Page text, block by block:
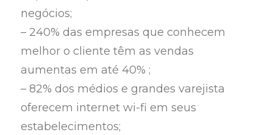
negócios;
– 240% das empresas que conhecem
melhor o cliente têm as vendas
aumentas em até 40% ;
– 82% dos médios e grandes varejista
oferecem internet wi-fi em seus
estabelecimentos;